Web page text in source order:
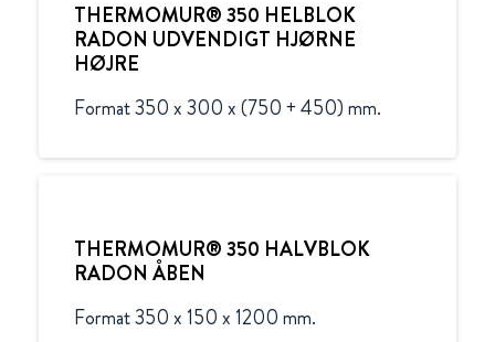
THERMOMUR® 350 HELBLOK
RADON UDVENDIGT HJØRNE
HØJRE
Format 350 x 300 x (750 + 450) mm.
THERMOMUR® 350 HALVBLOK
RADON ÅBEN
Format 350 x 150 x 1200 mm.